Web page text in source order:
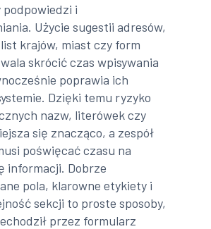
podpowiedzi i
Użycie sugestii adresów,
krajów, miast czy form
skrócić czas wpisywania
poprawia ich
Dzięki temu ryzyko
nazw, literówek czy
się znacząco, a zespół
poświęcać czasu na
informacji. Dobrze
pola, klarowne etykiety i
sekcji to proste sposoby,
przez formularz